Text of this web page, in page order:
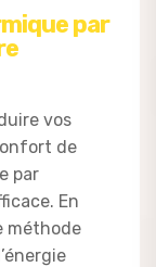
par
vos
de
par
En
méthode